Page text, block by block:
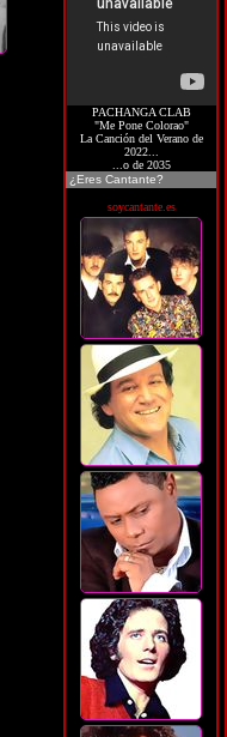
PACHANGA CLAB
"Me Pone Colorao"
La Canción del Verano de
2022...
...o de 2035
¿Eres Cantante?
soycantante.es